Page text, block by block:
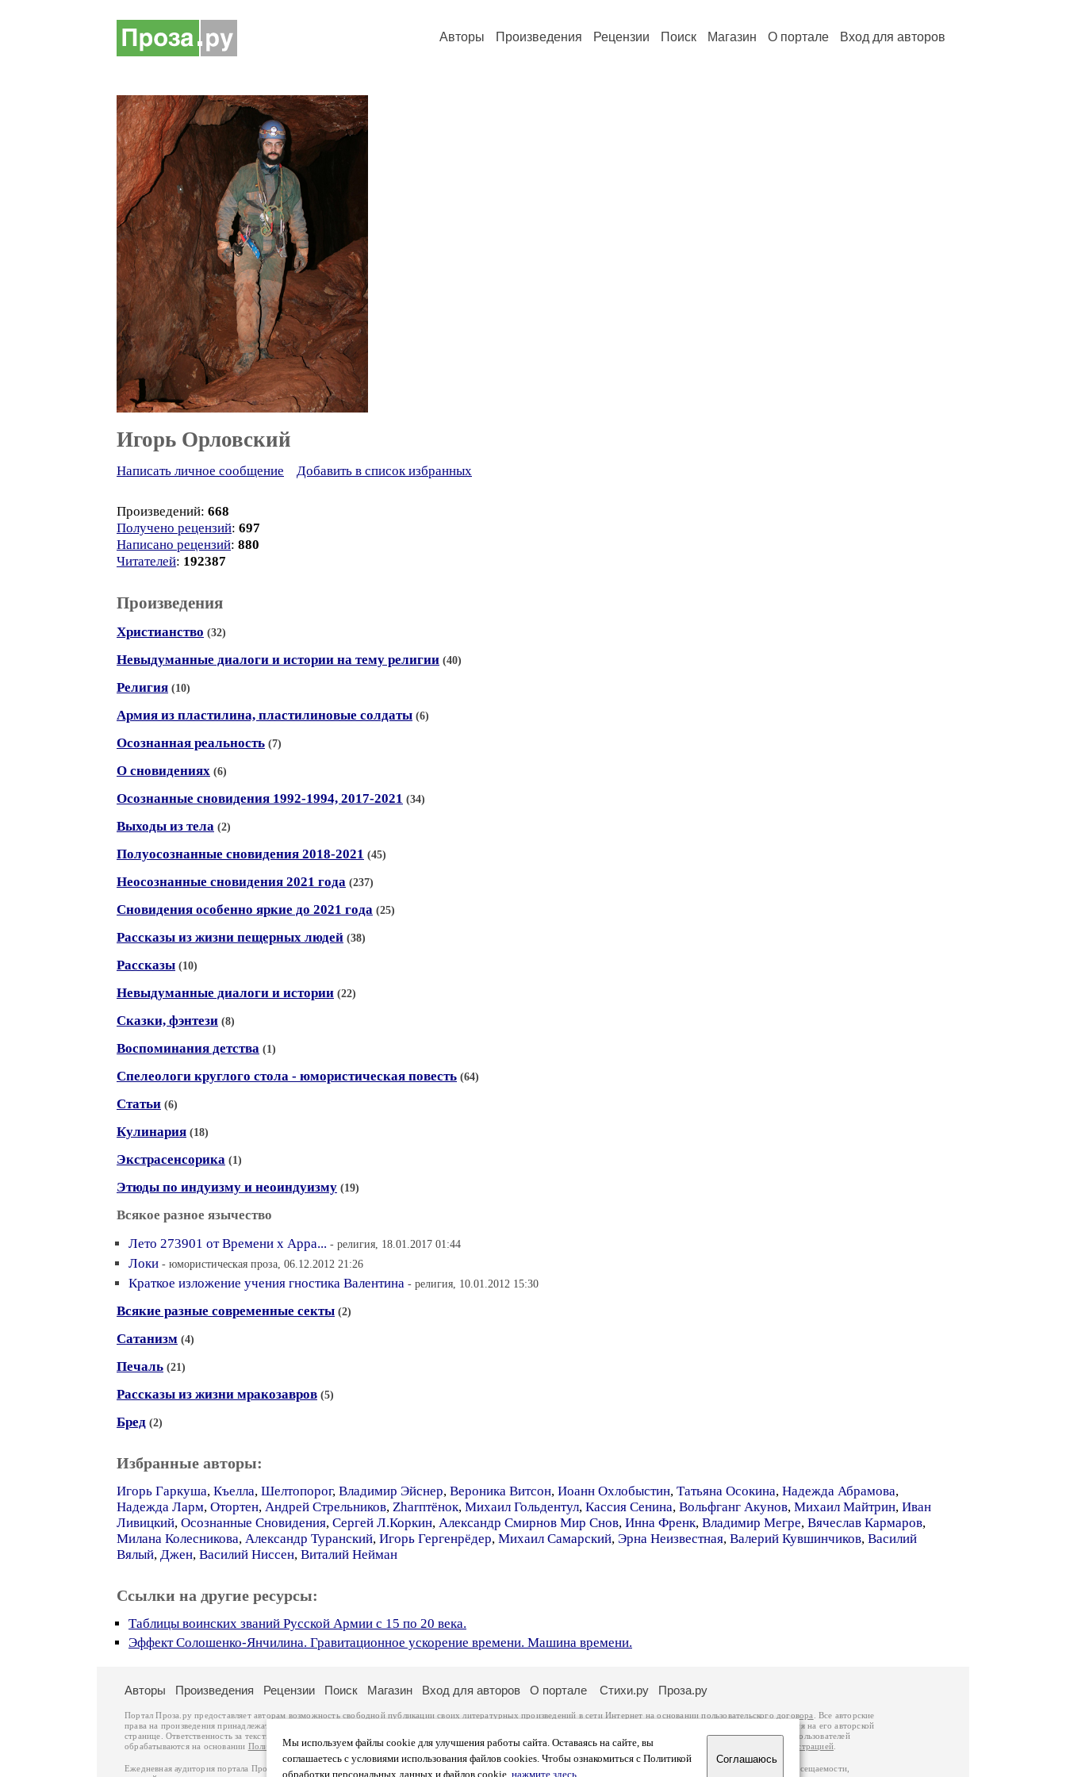
Авторы Произведения Рецензии Поиск Магазин О портале Вход для авторов
Игорь Орловский
Написать личное сообщение Добавить в список избранных
Произведений: 668
Получено рецензий: 697
Написано рецензий: 880
Читателей: 192387
Произведения
Христианство (32)
Невыдуманные диалоги и истории на тему религии (40)
Религия (10)
Армия из пластилина, пластилиновые солдаты (6)
Осознанная реальность (7)
О сновидениях (6)
Осознанные сновидения 1992-1994, 2017-2021 (34)
Выходы из тела (2)
Полуосознанные сновидения 2018-2021 (45)
Неосознанные сновидения 2021 года (237)
Сновидения особенно яркие до 2021 года (25)
Рассказы из жизни пещерных людей (38)
Рассказы (10)
Невыдуманные диалоги и истории (22)
Сказки, фэнтези (8)
Воспоминания детства (1)
Спелеологи круглого стола - юмористическая повесть (64)
Статьи (6)
Кулинария (18)
Экстрасенсорика (1)
Этюды по индуизму и неоиндуизму (19)
Всякое разное язычество
Лето 273901 от Времени х Арра... - религия, 18.01.2017 01:44
Локи - юмористическая проза, 06.12.2012 21:26
Краткое изложение учения гностика Валентина - религия, 10.01.2012 15:30
Всякие разные современные секты (2)
Сатанизм (4)
Печаль (21)
Рассказы из жизни мракозавров (5)
Бред (2)
Избранные авторы:
Игорь Гаркуша, Къелла, Шелтопорог, Владимир Эйснер, Вероника Витсон, Иоанн Охлобыстин, Татьяна Осокина, Надежда Абрамова,
Надежда Ларм, Отортен, Андрей Стрельников, Zharптёнок, Михаил Гольдентул, Кассия Сенина, Вольфганг Акунов, Михаил Майтрин, Иван
Ливицкий, Осознанные Сновидения, Сергей Л.Коркин, Александр Смирнов Мир Снов, Инна Френк, Владимир Мегре, Вячеслав Кармаров,
Милана Колесникова, Александр Туранский, Игорь Гергенрёдер, Михаил Самарский, Эрна Неизвестная, Валерий Кувшинчиков, Василий
Вялый, Джен, Василий Ниссен, Виталий Нейман
Ссылки на другие ресурсы:
Таблицы воинских званий Русской Армии c 15 по 20 века.
Эффект Солошенко-Янчилина. Гравитационное ускорение времени. Машина времени.
Мы используем файлы cookie для улучшения работы сайта. Оставаясь на сайте, вы
соглашаетесь с условиями использования файлов cookies. Чтобы ознакомиться с Политикой
обработки персональных данных и файлов cookie, нажмите здесь
Соглашаюсь
Авторы Произведения Рецензии Поиск Магазин Вход для авторов О портале Стихи.ру Проза.ру
Портал Проза.ру предоставляет авторам возможность свободной публикации своих литературных произведений в сети Интернет на основаниипользовательского договора
. Все авторские
права на произведения принадлежат авторам и охраняются
. Перепечатка произведений возможна только с согласия его автора, к которому вы можете обратиться на его авторской
странице. Ответственность за тексты произведений авторы несут самостоятельно на основании
законодательства Российской Федерации. Данные пользователей
обрабатываются на основании Политики обработки персональных данных. Вы также можете посмотреть более подробнуюинформацию о портале связаться с администрацией
Ежедневная аудитория портала Проза.ру – порядка 100 тысяч посетителей, которые в общей сумме просматривают более полумиллиона страниц по данным счетчика посещаемости,